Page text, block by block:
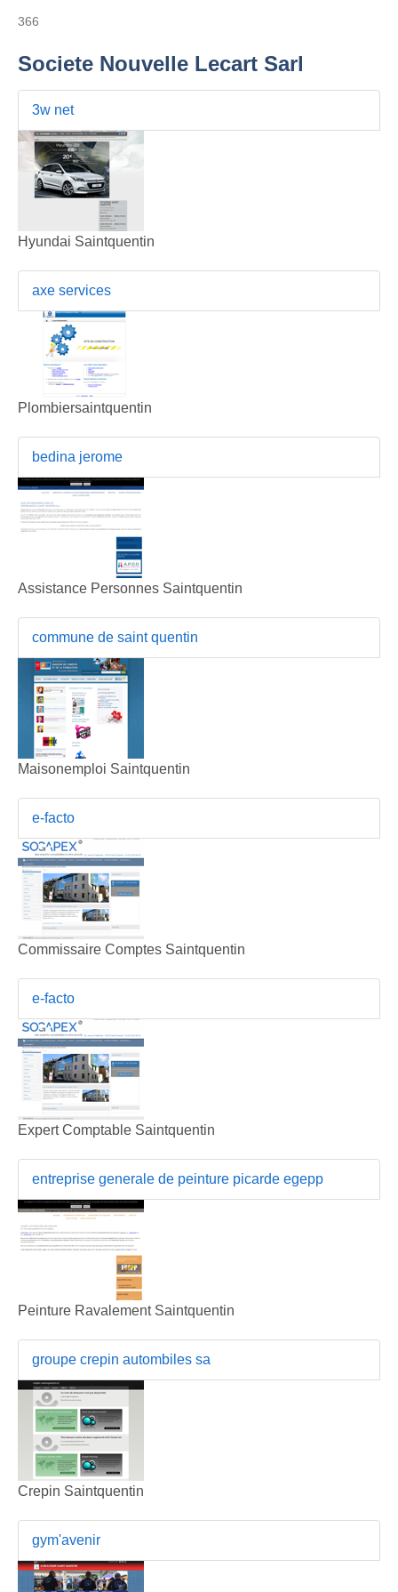
366
Societe Nouvelle Lecart Sarl
3w net
Hyundai Saintquentin
axe services
Plombiersaintquentin
bedina jerome
Assistance Personnes Saintquentin
commune de saint quentin
Maisonemploi Saintquentin
e-facto
Commissaire Comptes Saintquentin
e-facto
Expert Comptable Saintquentin
entreprise generale de peinture picarde egepp
Peinture Ravalement Saintquentin
groupe crepin autombiles sa
Crepin Saintquentin
gym'avenir